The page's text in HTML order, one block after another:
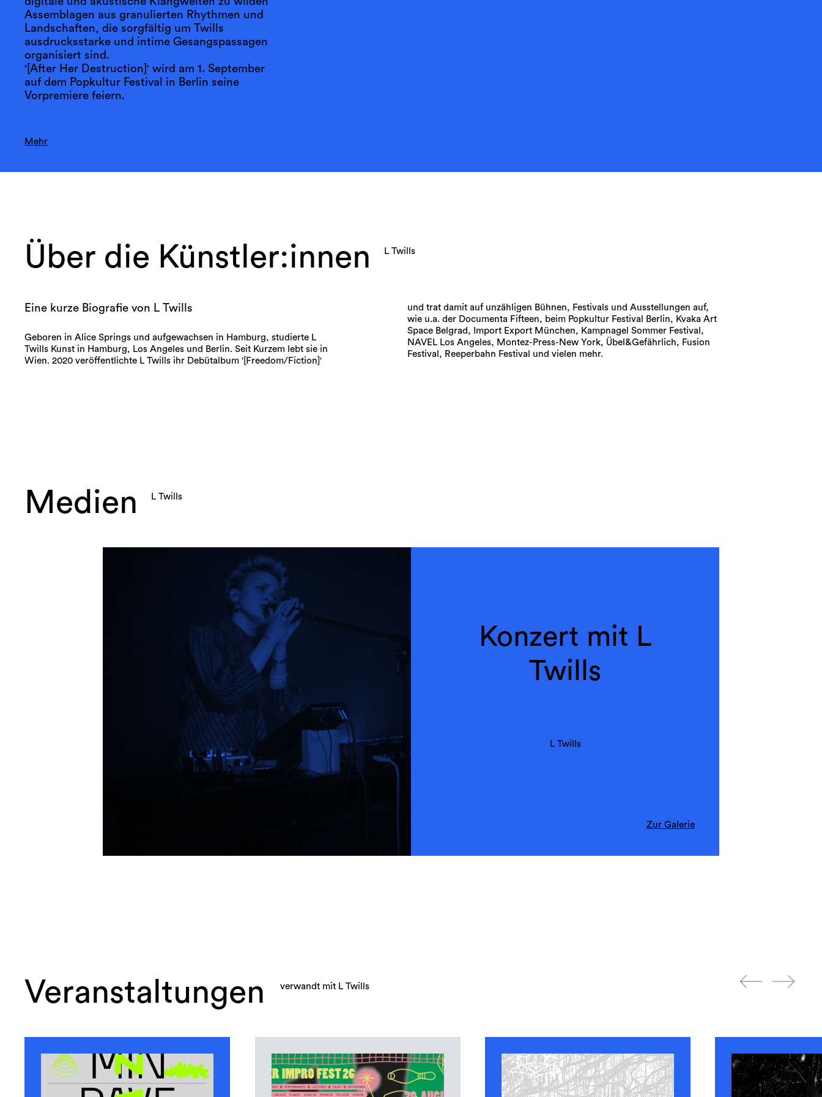
Assemblagen aus granulierten Rhythmen und
Landschaften, die sorgfältig um Twills
ausdrucksstarke und intime Gesangspassagen
organisiert sind.
'[After Her Destruction]' wird am 1. September
auf dem Popkultur Festival in Berlin seine
Vorpremiere feiern.
Mehr
Über die Künstler:innen L Twills
Eine kurze Biografie von L Twills
Geboren in Alice Springs und aufgewachsen in Hamburg, studierte L
Twills Kunst in Hamburg, Los Angeles und Berlin. Seit Kurzem lebt sie in
Wien. 2020 veröffentlichte L Twills ihr Debütalbum '[Freedom/Fiction]'
und trat damit auf unzähligen Bühnen, Festivals und Ausstellungen auf,
wie u.a. der Documenta Fifteen, beim Popkultur Festival Berlin, Kvaka Art
Space Belgrad, Import Export München, Kampnagel Sommer Festival,
NAVEL Los Angeles, Montez-Press-New York, Übel&Gefährlich, Fusion
Festival, Reeperbahn Festival und vielen mehr.
Medien L Twills
Konzert mit L
Twills
L Twills
Zur Galerie
Veranstaltungen verwandt mit L Twills